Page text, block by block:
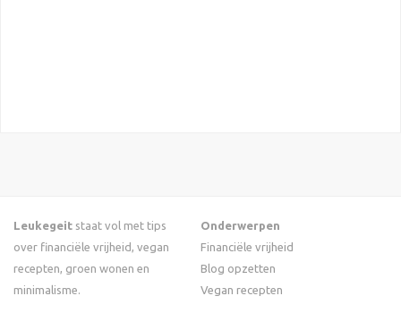
Leukegeit staat vol met tips
over financiële vrijheid, vegan
recepten, groen wonen en
minimalisme.
Onderwerpen
Financiële vrijheid
Blog opzetten
Vegan recepten